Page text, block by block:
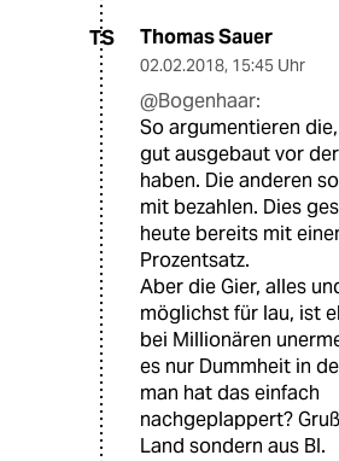
TS Thomas Sauer
02.02.2018, 15:45 Uhr
@Bogenhaar:
So argumentieren
gut ausgebaut vor
haben. Die anderen
mit bezahlen. Dies
heute bereits mit
Prozentsatz.
Aber die Gier, alles
möglichst für lau, ist
bei Millionären
es nur Dummheit in
man hat das einfach
nachgeplappert?
Land sondern aus BI.